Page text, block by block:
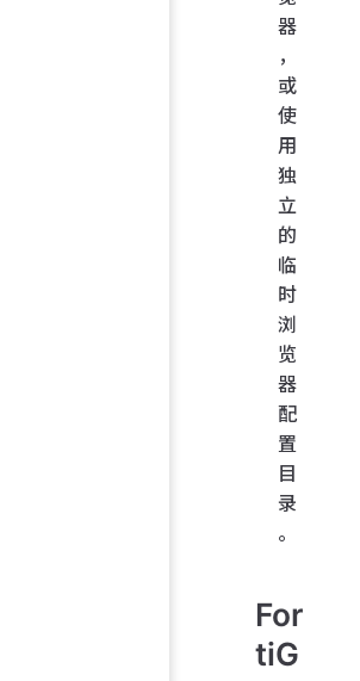
器
，
或
使
用
独
立
的
临
时
浏
览
器
配
置
目
录
。
For
tiG